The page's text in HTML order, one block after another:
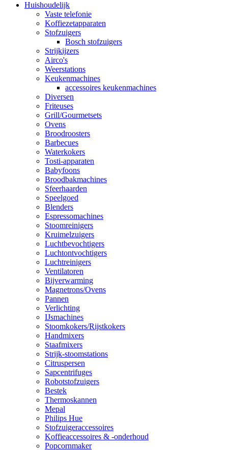
Huishoudelijk
Vaste telefonie
Koffiezetapparaten
Stofzuigers
Bosch stofzuigers
Strijkijzers
Airco's
Weerstations
Keukenmachines
accessoires keukenmachines
Diversen
Friteuses
Grill/Gourmetsets
Ovens
Broodroosters
Barbecues
Waterkokers
Tosti-apparaten
Babyfoons
Broodbakmachines
Sfeerhaarden
Speelgoed
Blenders
Espressomachines
Stoomreinigers
Kruimelzuigers
Luchtbevochtigers
Luchtontvochtigers
Luchtreinigers
Ventilatoren
Bijverwarming
Magnetrons/Ovens
Pannen
Verlichting
IJsmachines
Stoomkokers/Rijstkokers
Handmixers
Staafmixers
Strijk-stoomstations
Citruspersen
Sapcentrifuges
Robotstofzuigers
Bestek
Thermoskannen
Mepal
Philips Hue
Stofzuigeraccessoires
Koffieaccessoires & -onderhoud
Popcornmaker